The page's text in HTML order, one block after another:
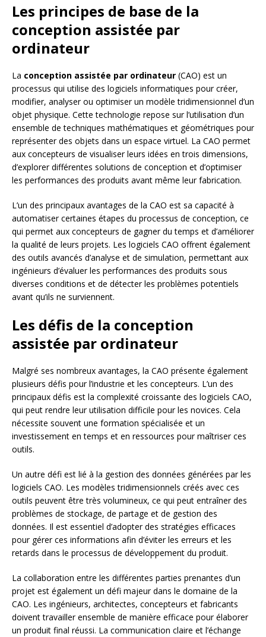
Les principes de base de la
conception assistée par
ordinateur
La conception assistée par ordinateur (CAO) est un
processus qui utilise des logiciels informatiques pour créer,
modifier, analyser ou optimiser un modèle tridimensionnel d’un
objet physique. Cette technologie repose sur l’utilisation d’un
ensemble de techniques mathématiques et géométriques pour
représenter des objets dans un espace virtuel. La CAO permet
aux concepteurs de visualiser leurs idées en trois dimensions,
d’explorer différentes solutions de conception et d’optimiser
les performances des produits avant même leur fabrication.
L’un des principaux avantages de la CAO est sa capacité à
automatiser certaines étapes du processus de conception, ce
qui permet aux concepteurs de gagner du temps et d’améliorer
la qualité de leurs projets. Les logiciels CAO offrent également
des outils avancés d’analyse et de simulation, permettant aux
ingénieurs d’évaluer les performances des produits sous
diverses conditions et de détecter les problèmes potentiels
avant qu’ils ne surviennent.
Les défis de la conception
assistée par ordinateur
Malgré ses nombreux avantages, la CAO présente également
plusieurs défis pour l’industrie et les concepteurs. L’un des
principaux défis est la complexité croissante des logiciels CAO,
qui peut rendre leur utilisation difficile pour les novices. Cela
nécessite souvent une formation spécialisée et un
investissement en temps et en ressources pour maîtriser ces
outils.
Un autre défi est lié à la gestion des données générées par les
logiciels CAO. Les modèles tridimensionnels créés avec ces
outils peuvent être très volumineux, ce qui peut entraîner des
problèmes de stockage, de partage et de gestion des
données. Il est essentiel d’adopter des stratégies efficaces
pour gérer ces informations afin d’éviter les erreurs et les
retards dans le processus de développement du produit.
La collaboration entre les différentes parties prenantes d’un
projet est également un défi majeur dans le domaine de la
CAO. Les ingénieurs, architectes, concepteurs et fabricants
doivent travailler ensemble de manière efficace pour élaborer
un produit final réussi. La communication claire et l’échange